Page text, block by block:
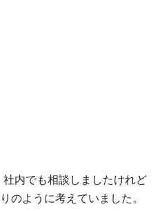
内でも相談しましたけれど
のように考えていました。